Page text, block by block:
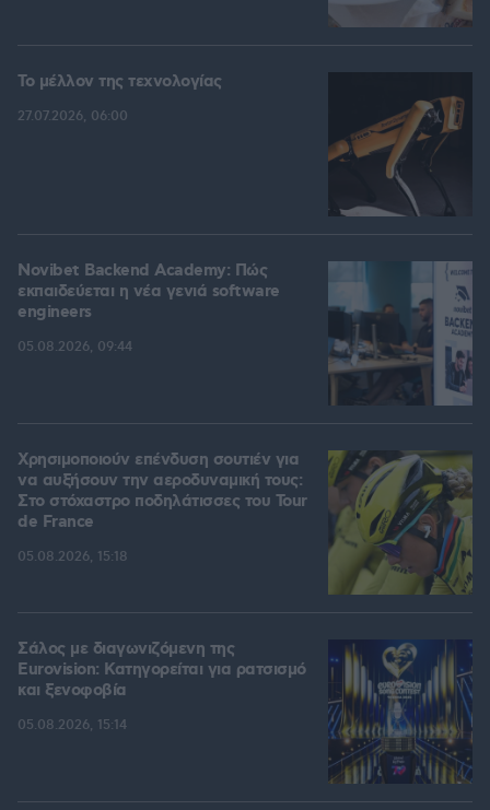
Το μέλλον της τεχνολογίας
27.07.2026, 06:00
Novibet Backend Academy: Πώς
εκπαιδεύεται η νέα γενιά software
engineers
05.08.2026, 09:44
Χρησιμοποιούν επένδυση σουτιέν για
να αυξήσουν την αεροδυναμική τους:
Στο στόχαστρο ποδηλάτισσες του Tour
de France
05.08.2026, 15:18
Σάλος με διαγωνιζόμενη της
Eurovision: Κατηγορείται για ρατσισμό
και ξενοφοβία
05.08.2026, 15:14